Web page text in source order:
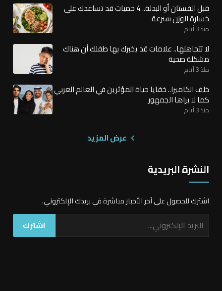
قبل الفستان أو البدلة.. 4 حميات قد تساعدك على
خسارة الوزن بسرعة
منذ 3 أيام
لا تتجاهلها.. علامات قد يخبرك بها طفلك أن هناك
مشكلة صحية
منذ 3 أيام
خلف الكاميرا.. خفايا حياة المؤثرين في العالم العربي
كما لا يراها الجمهور
منذ 3 أيام
عرض المزيد
النشرة البريدية
اشترك للحصول على آخر الأخبار مباشرة في بريدك الإلكتروني.
اشترك